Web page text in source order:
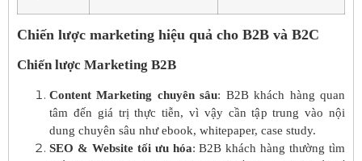
Chiến lược marketing hiệu quả cho B2B và B2C
Chiến lược Marketing B2B
Content Marketing chuyên sâu: B2B khách hàng quan
tâm đến giá trị thực tiễn, vì vậy cần tập trung vào nội
dung chuyên sâu như ebook, whitepaper, case study.
SEO & Website tối ưu hóa: B2B khách hàng thường tìm